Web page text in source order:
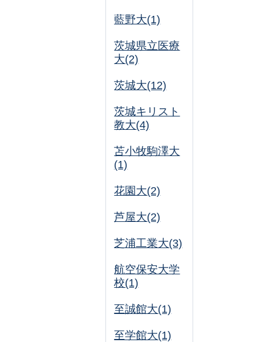
藍野大(1)
茨城県立医療
大(2)
茨城大(12)
茨城キリスト
教大(4)
苫小牧駒澤大
(1)
花園大(2)
芦屋大(2)
芝浦工業大(3)
航空保安大学
校(1)
至誠館大(1)
至学館大(1)